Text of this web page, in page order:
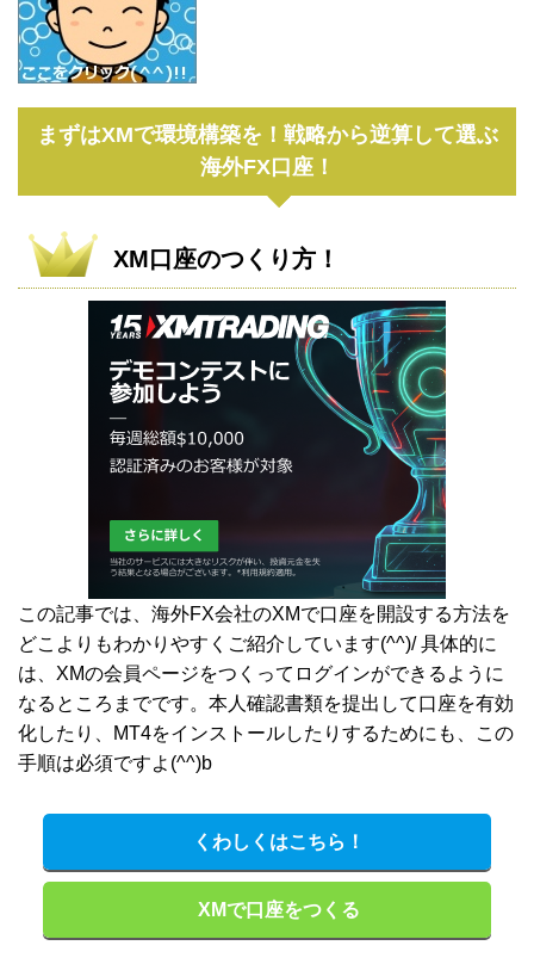
まずはXMで環境構築を！戦略から逆算して選ぶ
海外FX口座！
XM口座のつくり方！
この記事では、海外FX会社のXMで口座を開設する方法を
どこよりもわかりやすくご紹介しています(^^)/ 具体的に
は、XMの会員ページをつくってログインができるように
なるところまでです。本人確認書類を提出して口座を有効
化したり、MT4をインストールしたりするためにも、この
手順は必須ですよ(^^)b
くわしくはこちら！
XMで口座をつくる